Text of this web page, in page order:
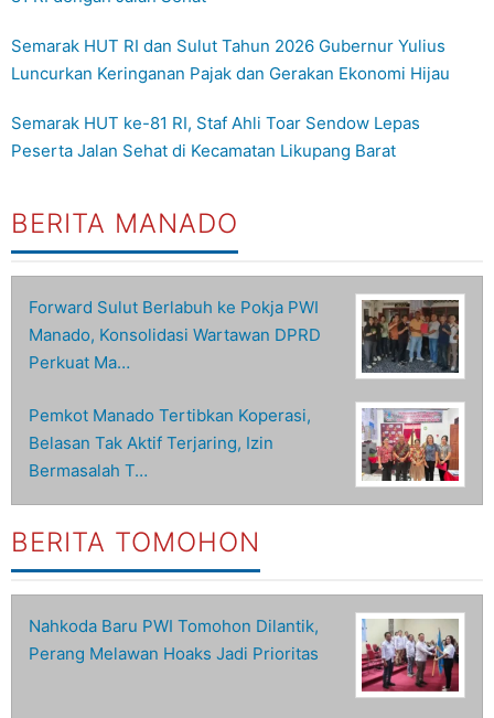
Semarak HUT RI dan Sulut Tahun 2026 Gubernur Yulius
Luncurkan Keringanan Pajak dan Gerakan Ekonomi Hijau
Semarak HUT ke-81 RI, Staf Ahli Toar Sendow Lepas
Peserta Jalan Sehat di Kecamatan Likupang Barat
BERITA MANADO
Forward Sulut Berlabuh ke Pokja PWI
Manado, Konsolidasi Wartawan DPRD
Perkuat Ma…
Pemkot Manado Tertibkan Koperasi,
Belasan Tak Aktif Terjaring, Izin
Bermasalah T…
BERITA TOMOHON
Nahkoda Baru PWI Tomohon Dilantik,
Perang Melawan Hoaks Jadi Prioritas